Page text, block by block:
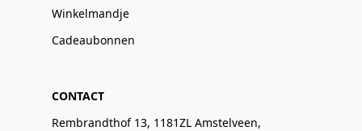
Winkelmandje
Cadeaubonnen
CONTACT
Rembrandthof 13, 1181ZL Amstelveen,